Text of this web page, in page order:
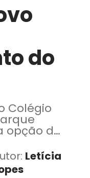
do
Colégio
opção de
eleitores
o 2º
Letícia